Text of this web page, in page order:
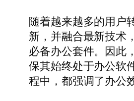
随着越来越多的用户
新，并融合最新技术
必备办公套件。因此
保其始终处于办公软
程中，都强调了办公